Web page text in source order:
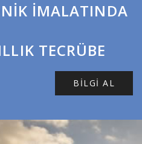
İMALATINDA
TECRÜBE
BILGI AL